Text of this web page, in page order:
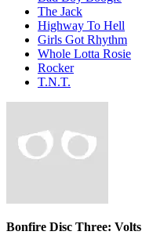
The Jack
Highway To Hell
Girls Got Rhythm
Whole Lotta Rosie
Rocker
T.N.T.
Bonfire Disc Three: Volts